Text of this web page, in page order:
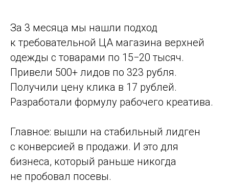
За 3 месяца мы нашли подход
к требовательной ЦА магазина верхней
одежды с товарами по 15−20 тысяч.
Привели 500+ лидов по 323 рубля.
Получили цену клика в 17 рублей.
Разработали формулу рабочего креатива.
Главное: вышли на стабильный лидген
с конверсией в продажи. И это для
бизнеса, который раньше никогда
не пробовал посевы.